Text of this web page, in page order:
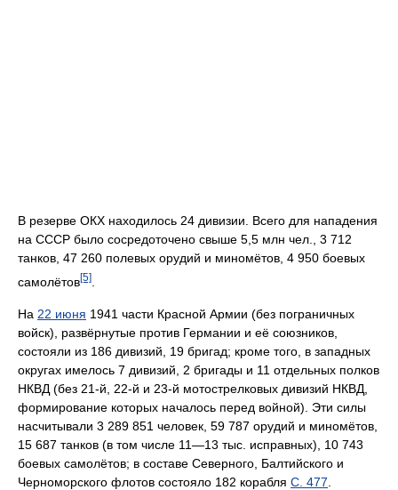
В резерве ОКХ находилось 24 дивизии. Всего для нападения
на СССР было сосредоточено свыше 5,5 млн чел., 3 712
танков, 47 260 полевых орудий и миномётов, 4 950 боевых
самолётов[5]
На 22 июня 1941 части Красной Армии (без пограничных
войск), развёрнутые против Германии и её союзников,
состояли из 186 дивизий, 19 бригад; кроме того, в западных
округах имелось 7 дивизий, 2 бригады и 11 отдельных полков
НКВД (без 21-й, 22-й и 23-й мотострелковых дивизий НКВД,
формирование которых началось перед войной). Эти силы
насчитывали 3 289 851 человек, 59 787 орудий и миномётов,
15 687 танков (в том числе 11—13 тыс. исправных), 10 743
боевых самолётов; в составе Северного, Балтийского и
Черноморского флотов состояло 182 корабля С. 477